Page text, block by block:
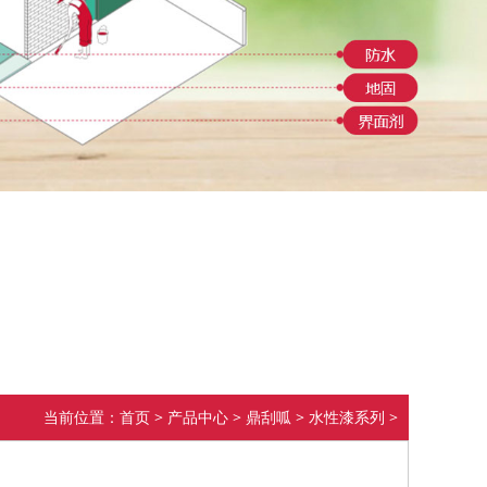
当前位置： 首页 > 产品中心 > 鼎刮呱 > 水性漆系列 >